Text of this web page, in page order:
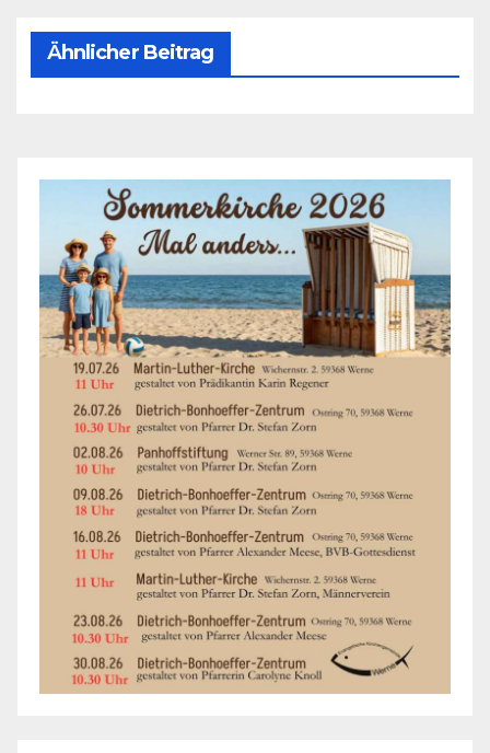
Ähnlicher Beitrag